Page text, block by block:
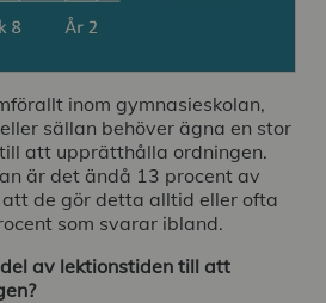
inom gymnasieskolan,
sällan behöver ägna en stor
att upprätthålla ordningen.
är det ändå 13 procent av
de gör detta alltid eller ofta
som svarar ibland.
av lektionstiden till att